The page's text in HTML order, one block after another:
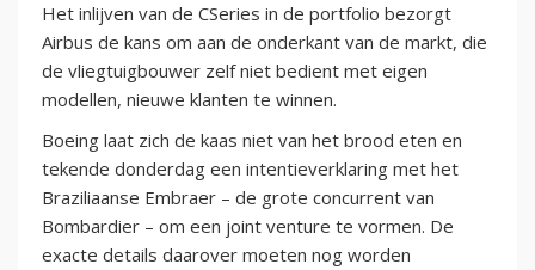
Het inlijven van de CSeries in de portfolio bezorgt
Airbus de kans om aan de onderkant van de markt, die
de vliegtuigbouwer zelf niet bedient met eigen
modellen, nieuwe klanten te winnen.
Boeing laat zich de kaas niet van het brood eten en
tekende donderdag een intentieverklaring met het
Braziliaanse Embraer – de grote concurrent van
Bombardier – om een joint venture te vormen. De
exacte details daarover moeten nog worden